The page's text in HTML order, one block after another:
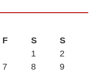
F S
S
1
2
7 8
9